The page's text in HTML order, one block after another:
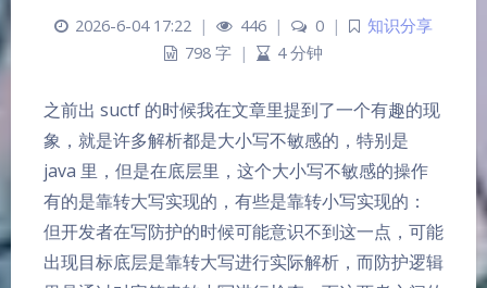
2026-6-04 17:22 | 446 | 0 |
知识分享
798 字 | 4 分钟
之前出 suctf 的时候我在文章里提到了一个有趣的现
象，就是许多解析都是大小写不敏感的，特别是
java 里，但是在底层里，这个大小写不敏感的操作
有的是靠转大写实现的，有些是靠转小写实现的：
但开发者在写防护的时候可能意识不到这一点，可能
出现目标底层是靠转大写进行实际解析，而防护逻辑